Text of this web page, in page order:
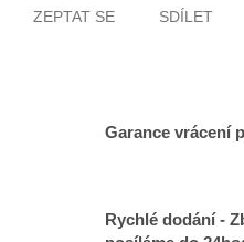
ZEPTAT SE SDÍLET
Garance vrácení
Rychlé dodání -